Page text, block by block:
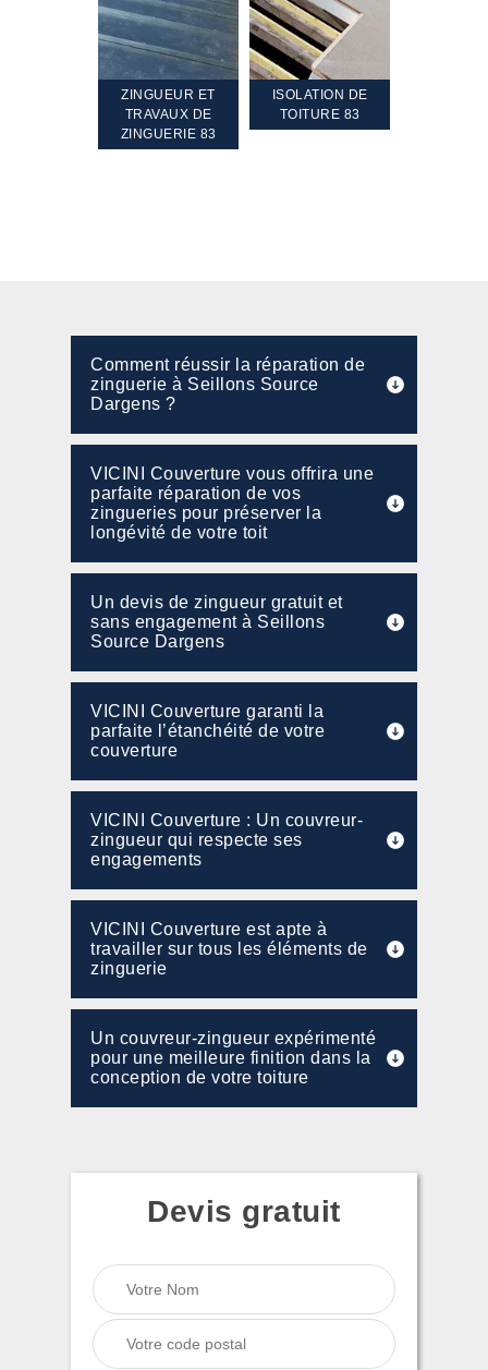
ZINGUEUR ET
TRAVAUX DE
ZINGUERIE 83
ISOLATION DE
TOITURE 83
Comment réussir la réparation de
zinguerie à Seillons Source
Dargens ?
VICINI Couverture vous offrira une
parfaite réparation de vos
zingueries pour préserver la
longévité de votre toit
Un devis de zingueur gratuit et
sans engagement à Seillons
Source Dargens
VICINI Couverture garanti la
parfaite l’étanchéité de votre
couverture
VICINI Couverture : Un couvreur-
zingueur qui respecte ses
engagements
VICINI Couverture est apte à
travailler sur tous les éléments de
zinguerie
Un couvreur-zingueur expérimenté
pour une meilleure finition dans la
conception de votre toiture
Devis gratuit